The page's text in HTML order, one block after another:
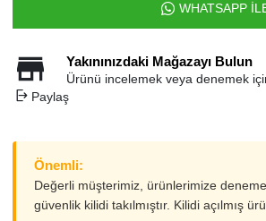
WHATSAPP
Yakınınızdaki Mağazayı Bulun
Ürünü incelemek veya denemek
Paylaş
Önemli:
Değerli müşterimiz, ürünlerimize
güvenlik kilidi takılmıştır. Kilidi açılmış